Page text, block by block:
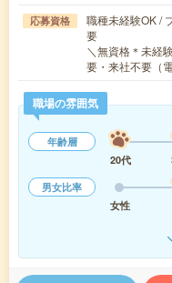
応募資格
職種未経験OK /
要
＼無資格＊未経
要・来社不要（
職場の雰囲気
年齢層
20代
男女比率
女性